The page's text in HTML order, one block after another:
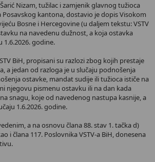
Nizam, tužilac i zamjenik glavnog tužioca
kantona, dostavio je dopis Visokom
Bosne i Hercegovine (u daljem tekstu: VSTV
na navedenu dužnost, a koja ostavka
1.6.2026. godine.
BiH, propisani su razlozi zbog kojih prestaje
a jedan od razloga je u slučaju podnošenja
ostavke, mandat sudije ili tužioca ističe na
njegovu pismenu ostavku ili na dan kada
snagu, koje od navedenog nastupa kasnije, a
1.6.2026. godine.
a na osnovu člana 88. stav 1. tačka d)
i člana 117. Poslovnika VSTV-a BiH, donesena